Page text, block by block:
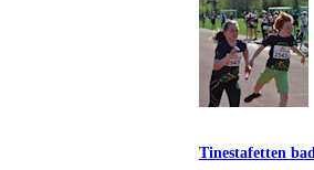
Tinestafetten